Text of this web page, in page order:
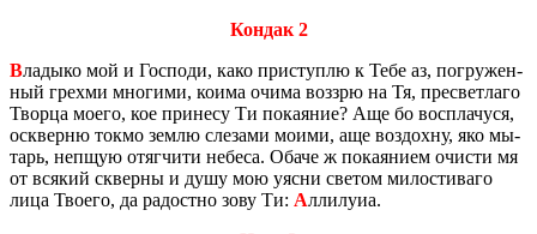
Кондак 2
Вла­ды­ко мой и Гос­по­ди, како при­ступ­лю к Тебе аз, по­гру­жен­
ный грех­ми мно­ги­ми, коима очима воз­зрю на Тя, пре­светла­го
Твор­ца моего, кое при­не­су Ти по­ка­я­ние? Аще бо вос­пла­чу­ся,
осквер­ню токмо землю сле­за­ми моими, аще воз­дох­ну, яко мы­
тарь, непщую отяг­чи­ти небе­са. Обаче ж по­ка­я­ни­ем очи­сти мя
от вся­кий сквер­ны и душу мою уясни све­том ми­ло­сти­ва­го
лица Тво­е­го, да ра­дост­но зову Ти: Алли­лу­иа.